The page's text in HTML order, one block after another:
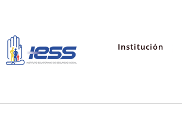
Institución